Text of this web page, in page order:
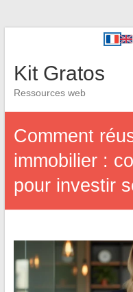
Kit Gratos
Ressources web
Comment
immobilier :
pour investir